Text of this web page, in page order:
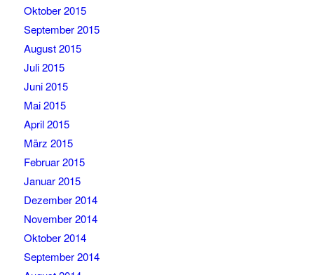
Oktober 2015
September 2015
August 2015
Juli 2015
Juni 2015
Mai 2015
April 2015
März 2015
Februar 2015
Januar 2015
Dezember 2014
November 2014
Oktober 2014
September 2014